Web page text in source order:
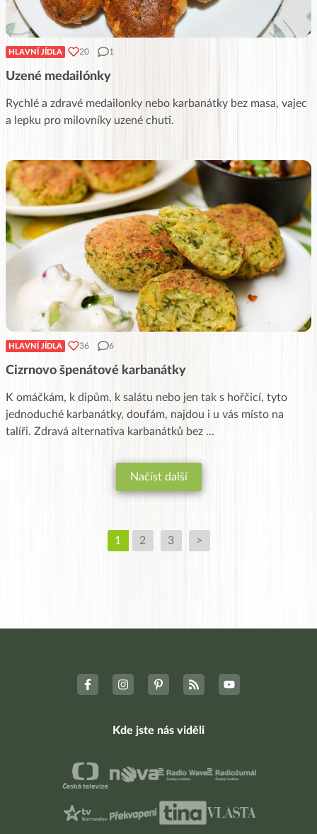
HLAVNÍ JÍDLA 20 1
Uzené medailónky
Rychlé a zdravé medailonky nebo karbanátky bez masa, vajec
a lepku pro milovníky uzené chuti.
HLAVNÍ JÍDLA 36 6
Cizrnovo špenátové karbanátky
K omáčkám, k dipům, k salátu nebo jen tak s hořčicí, tyto
jednoduché karbanátky, doufám, najdou i u vás místo na
talíři. Zdravá alternativa karbanátků bez ...
Načíst další
1 2 3 >
Kde jste nás viděli